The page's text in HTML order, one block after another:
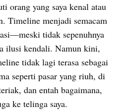
orang yang saya kenal atau
Timeline menjadi semacam
tidak sepenuhnya
ilusi kendali. Namun kini,
tidak lagi terasa sebagai
seperti pasar yang riuh, di
dan entah bagaimana,
ke telinga saya.